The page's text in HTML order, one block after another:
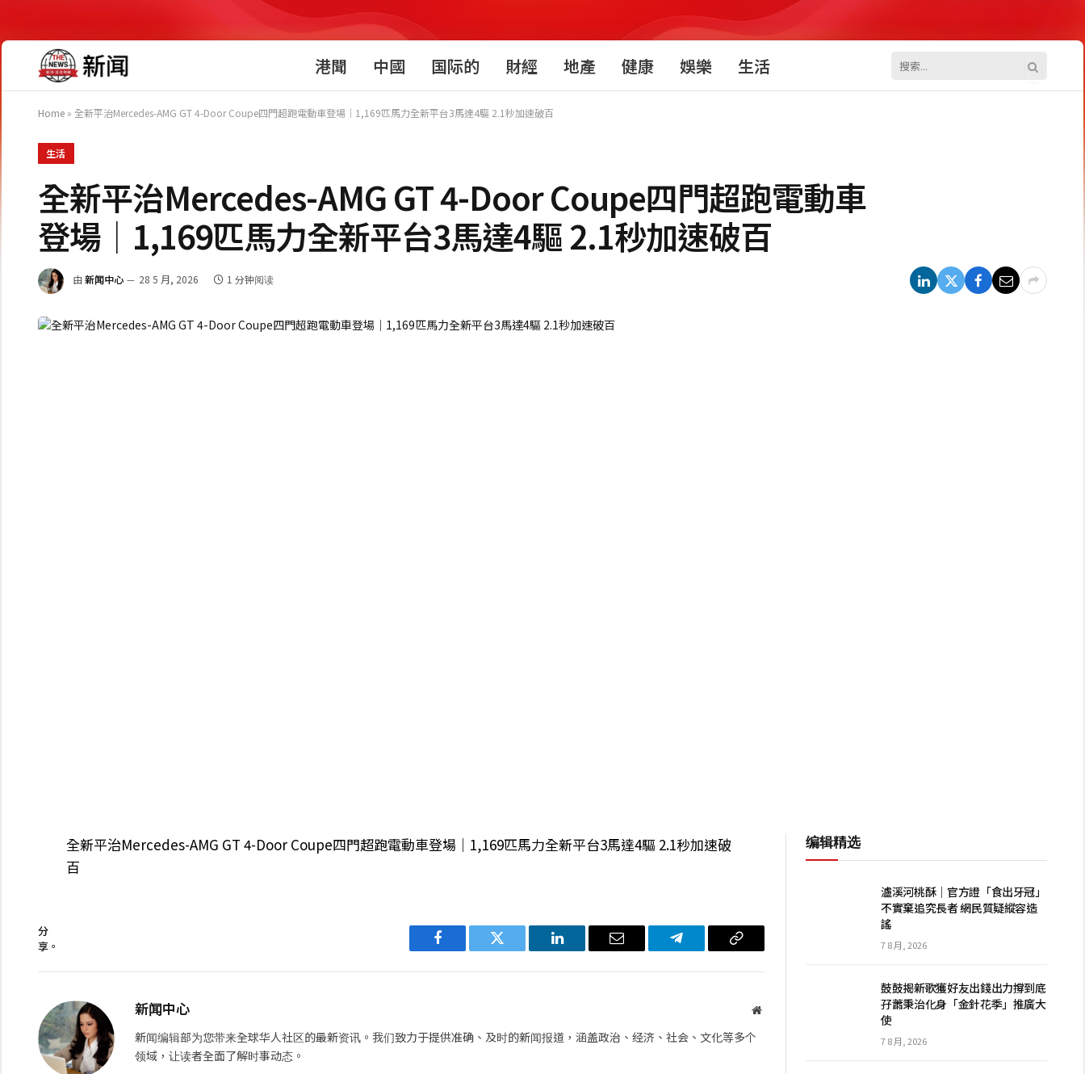
港聞 中國 国际的 財經 地產 健康 娛樂 生活
Home » 全新平治Mercedes-AMG GT 4-Door Coupe四門超跑電動車登場│1,169匹馬力全新平台3馬達4驅 2.1秒加速破百
生活
全新平治Mercedes-AMG GT 4-Door Coupe四門超跑電動車
登場│1,169匹馬力全新平台3馬達4驅 2.1秒加速破百
由 新闻中心 28 5 月, 2026 1 分钟阅读
全新平治Mercedes-AMG GT 4-Door Coupe四門超跑電動車登場│1,169匹馬力全新平台3馬達4驅 2.1秒加速破
百
分
享。
Facebook Twitter LinkedIn 电
Telegram 复
新闻中心
网
新闻编辑部为您带来全球华人社区的最新资讯。我们致力于提供准确、及时的新闻报道，涵盖政治、经济、社会、文化等多个
领域，让读者全面了解时事动态。
编辑精选
瀘溪河桃酥｜官方證「食出牙冠」
不實棄追究長者 網民質疑縱容造
謠
7 8 月, 2026
鼓鼓揭新歌獲好友出錢出力撐到底
孖蕭秉治化身「金針花季」推廣大
使
7 8 月, 2026